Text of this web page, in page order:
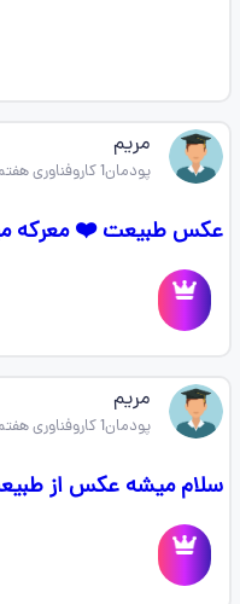
مریم
پودمان1 کاروفناوری هفتم
عکس طبیعت ❤️ معرکه
مریم
پودمان1 کاروفناوری هفتم
سلام میشه عکس از